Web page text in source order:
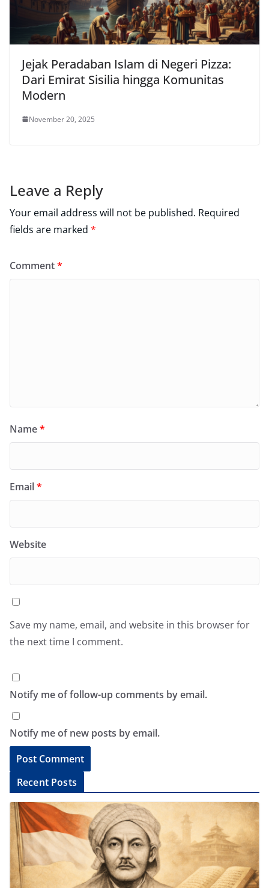
Jejak Peradaban Islam di Negeri Pizza:
Dari Emirat Sisilia hingga Komunitas
Modern
November 20, 2025
Leave a Reply
Your email address will not be published. Required
fields are marked *
Comment*
Name*
Email*
Website
Save my name, email, and website in this browser for
the next time I comment.
Notify me of follow-up comments by email.
Notify me of new posts by email.
l
a
Recent Posts